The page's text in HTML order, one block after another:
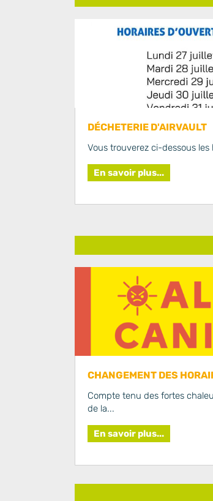
DÉCHETERIE D'AIRVAULT
Vous trouverez ci-dessous
En savoir plus...
CHANGEMENT DES
Compte tenu des fortes
de la...
En savoir plus...